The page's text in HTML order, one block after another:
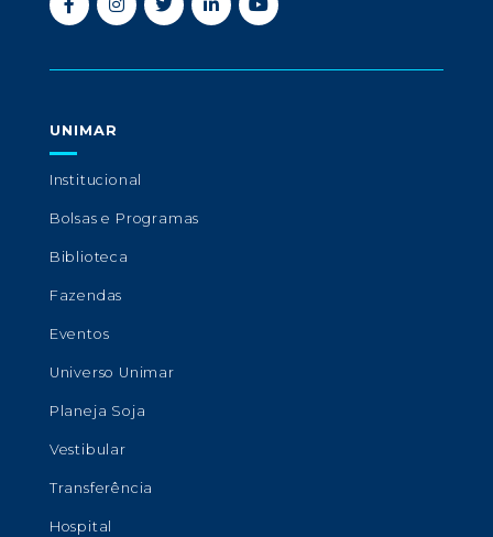
UNIMAR
Institucional
Bolsas e Programas
Biblioteca
Fazendas
Eventos
Universo Unimar
Planeja Soja
Vestibular
Transferência
Hospital